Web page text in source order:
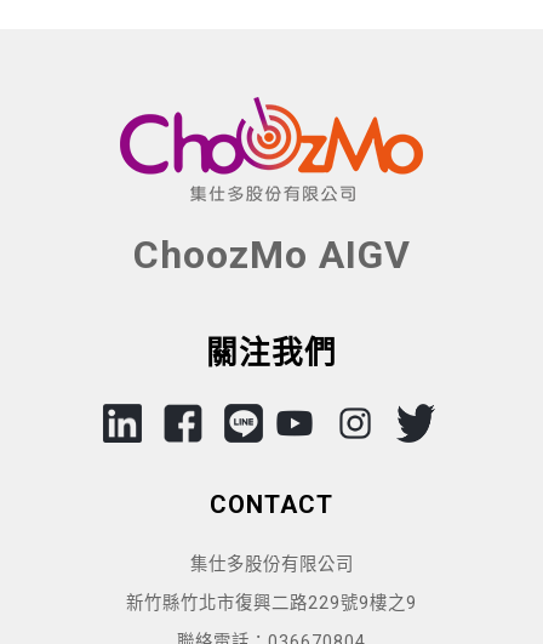
ChoozMo AIGV
關注我們
CONTACT
集仕多股份有限公司
新竹縣竹北市復興二路229號9樓之9